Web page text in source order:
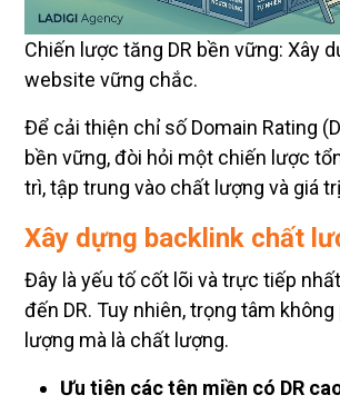
Chiến lược tăng DR bền vững: Xây
website vững chắc.
Để cải thiện chỉ số Domain Rating
bền vững, đòi hỏi một chiến lược
trì, tập trung vào chất lượng và giá
Xây dựng backlink chất
Đây là yếu tố cốt lõi và trực tiếp
đến DR. Tuy nhiên, trọng tâm
lượng mà là chất lượng.
Ưu tiên các tên miền có DR